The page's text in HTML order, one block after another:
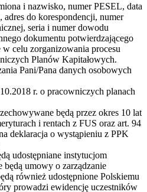
i nazwisko, numer PESEL, data
adres do korespondencji, numer
seria i numer dowodu
dokumentu potwierdzającego
w celu zorganizowania procesu
Planów Kapitałowych.
Pani/Pana danych osobowych
r. o pracowniczych planach
będą przez okres 10 lat
i rentach z FUS oraz art. 94
deklaracja o wystąpieniu z PPK
udostępniane instytucjom
umowy o zarządzanie
również udostępnione Polskiemu
prowadzi ewidencję uczestników